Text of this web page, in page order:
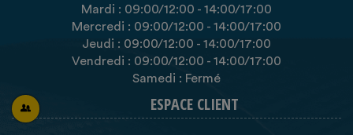
Mardi : 09:00/12:00 - 14:00/17:00
Mercredi : 09:00/12:00 - 14:00/17:00
Jeudi : 09:00/12:00 - 14:00/17:00
Vendredi : 09:00/12:00 - 14:00/17:00
Samedi : Fermé
ESPACE CLIENT